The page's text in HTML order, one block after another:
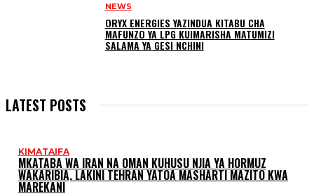
NEWS
ORYX ENERGIES YAZINDUA KITABU CHA
MAFUNZO YA LPG KUIMARISHA MATUMIZI
SALAMA YA GESI NCHINI
LATEST POSTS
KIMATAIFA
MKATABA WA IRAN NA OMAN KUHUSU NJIA YA HORMUZ
WAKARIBIA, LAKINI TEHRAN YATOA MASHARTI MAZITO KWA
MAREKANI